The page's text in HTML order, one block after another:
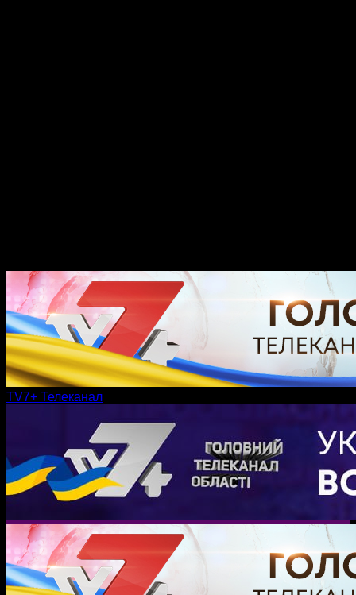
TV7+ Телеканал